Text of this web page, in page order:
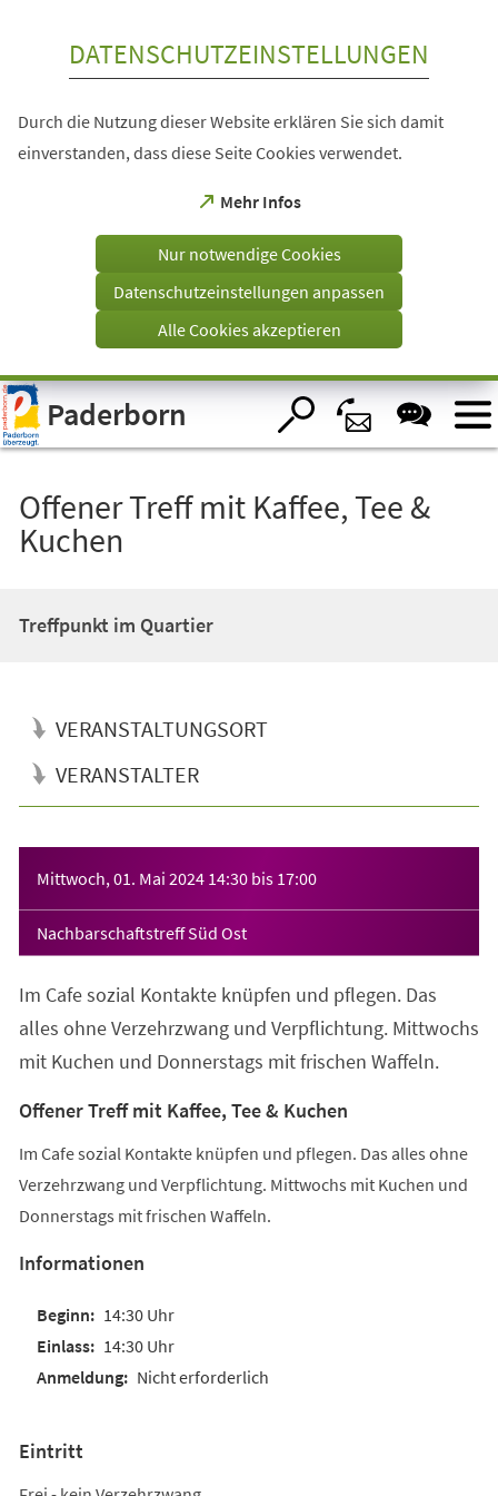
Visuelle
Assistenzsoftware
öffnen.
DATENSCHUTZEINSTELLUNGEN
Durch die Nutzung dieser Website erklären Sie sich damit
einverstanden, dass diese Seite Cookies verwendet.
Mehr Infos
(Öffnet
einem
Tab)
Nur notwendige Cookies
Datenschutzeinstellungen anpassen
Alle Cookies akzeptieren
Paderborn
Offener Treff mit Kaffee, Tee &
Kuchen
Treffpunkt im Quartier
VERANSTALTUNGSORT
VERANSTALTER
Mittwoch, 01. Mai 2024 14:30 bis 17:00
Nachbarschaftstreff Süd Ost
Im Cafe sozial Kontakte knüpfen und pflegen. Das
alles ohne Verzehrzwang und Verpflichtung. Mittwochs
mit Kuchen und Donnerstags mit frischen Waffeln.
Offener Treff mit Kaffee, Tee & Kuchen
Im Cafe sozial Kontakte knüpfen und pflegen. Das alles ohne
Verzehrzwang und Verpflichtung. Mittwochs mit Kuchen und
Donnerstags mit frischen Waffeln.
Informationen
14:30 Uhr
14:30 Uhr
Nicht erforderlich
Eintritt